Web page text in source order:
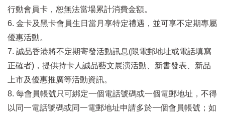
行動會員卡，恕無法當場累計消費金額。
6. 金卡及黑卡會員生日當月享特定禮遇，並可享不定期專屬
優惠活動。
7. 誠品香港將不定期寄發活動訊息(限電郵地址或電話填寫
正確者)，提供持卡人誠品藝文展演活動、新書發表、新品
上市及優惠推廣等活動資訊。
8. 每會員帳號只可綁定一個電話號碼或一個電郵地址，不得
以同一電話號碼或同一電郵地址申請多於一個會員帳號；如